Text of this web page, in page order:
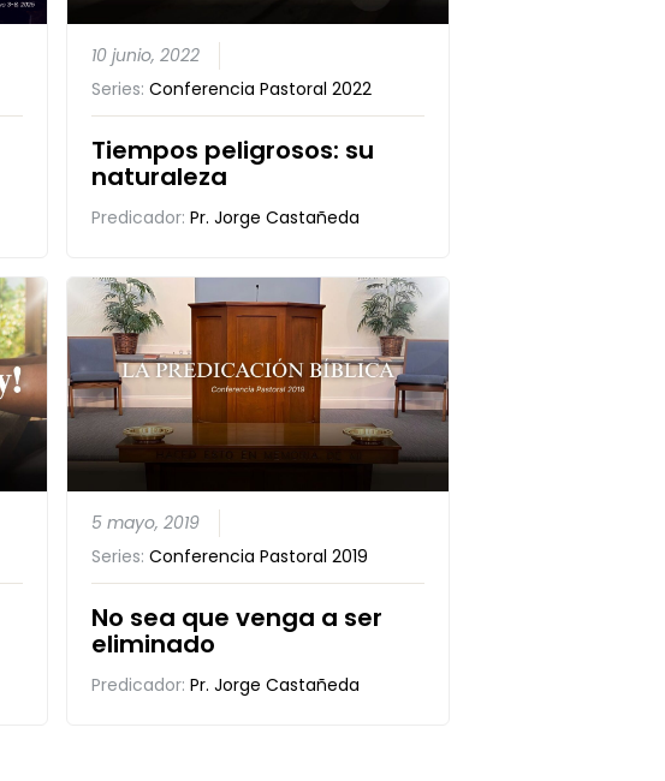
10 junio, 2022
Series:Conferencia Pastoral 2022
Tiempos peligrosos: su
naturaleza
Predicador:Pr. Jorge Castañeda
5 mayo, 2019
Series:Conferencia Pastoral 2019
No sea que venga a ser
eliminado
Predicador:Pr. Jorge Castañeda